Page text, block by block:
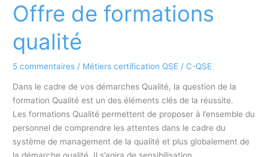
Sécurité
Environnement
QSE
Offre de formations
qualité
5 commentaires / Métiers certification QSE / C-QSE
Dans le cadre de vos démarches Qualité, la question de la
formation Qualité est un des éléments clés de la réussite.
Les formations Qualité permettent de proposer à l’ensemble du
personnel de comprendre les attentes dans le cadre du
système de management de la qualité et plus globalement de